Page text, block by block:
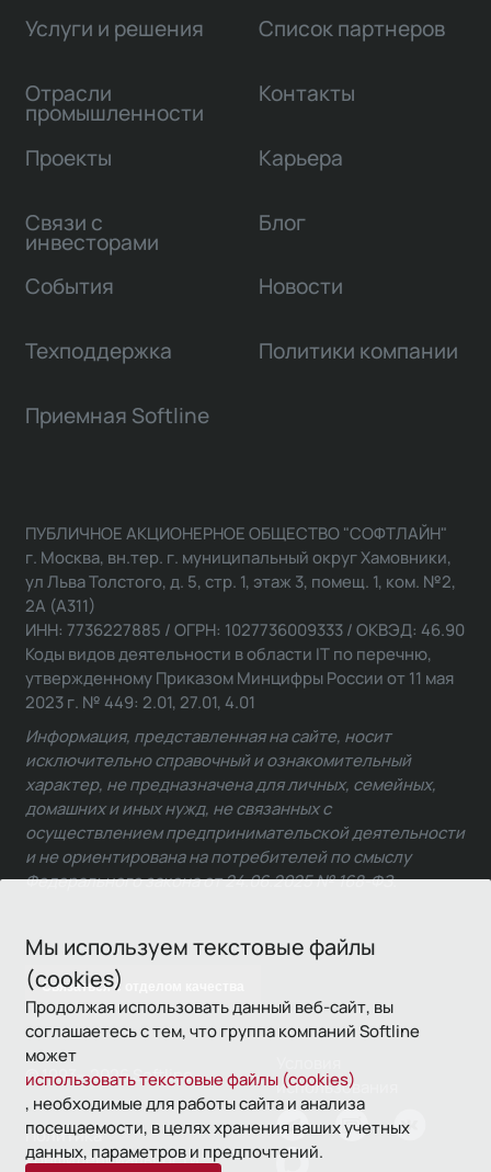
Мы используем текстовые файлы
(cookies)
Продолжая использовать данный веб-сайт, вы
соглашаетесь с тем, что группа компаний Softline
может
использовать текстовые файлы (cookies)
, необходимые для работы сайта и анализа
посещаемости, в целях хранения ваших учетных
данных, параметров и предпочтений.
Услуги и решения
Отрасли
промышленности
Проекты
Связи с
инвесторами
Список партнеров
Контакты
Карьера
Блог
События Новости
Техподдержка Политики компании
Приемная Softline
Связаться с отделом качества
ПУБЛИЧНОЕ АКЦИОНЕРНОЕ ОБЩЕСТВО "СОФТЛАЙН"
г. Москва, вн.тер. г. муниципальный округ Хамовники,
ул Льва Толстого, д. 5, стр. 1, этаж 3, помещ. 1, ком. №2,
2А (А311)
ИНН: 7736227885 / ОГРН: 1027736009333 / ОКВЭД: 46.90
Коды видов деятельности в области IT по перечню,
утвержденному Приказом Минцифры России от 11 мая
2023 г. № 449: 2.01, 27.01, 4.01
Информация, представленная на сайте, носит
исключительно справочный и ознакомительный
характер, не предназначена для личных, семейных,
домашних и иных нужд, не связанных с
осуществлением предпринимательской деятельности
и не ориентирована на потребителей по смыслу
Федерального закона от 24.06.2025 № 168-ФЗ.
© 1993—2026 Softline
использования
Политика
конфиденциальности